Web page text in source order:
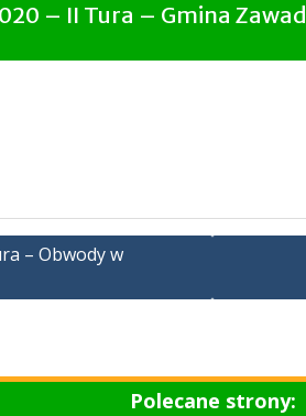
– II Tura – Gmina
– Obwody w
Polecane strony: